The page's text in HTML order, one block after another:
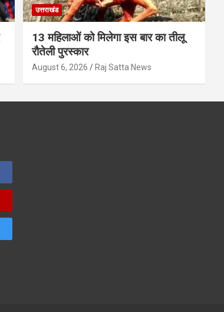
उत्तराखंड
13 महिलाओं को मिलेगा इस बार का तीलू
रौतेली पुरस्कार
August 6, 2026 Raj Satta News